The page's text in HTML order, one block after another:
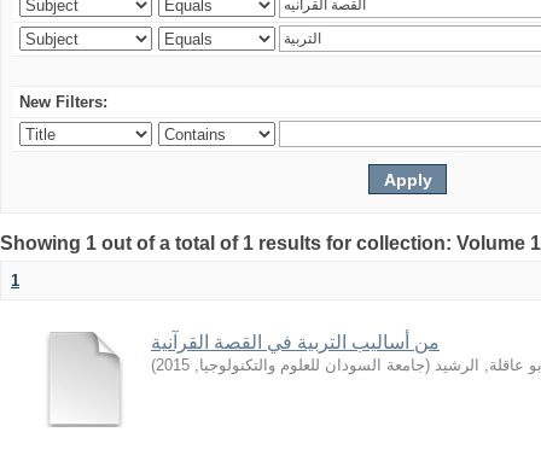
New Filters:
Showing 1 out of a total of 1 results for collection: Volume
1
من أساليب التربية في القصة القرآنية
عاقلة, الرشيد (جامعة السودان للعلوم والتكنولوجيا,
2015
)